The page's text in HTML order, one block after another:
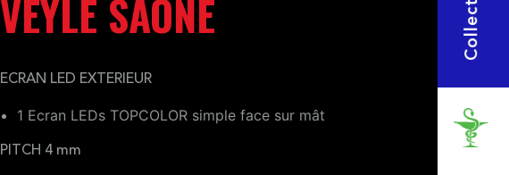
VEYLE SAONE
ECRAN LED EXTERIEUR
1 Ecran LEDs TOPCOLOR simple face sur mât
PITCH 4 mm